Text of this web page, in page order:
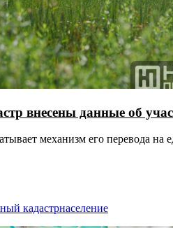
внесены данные об
механизм его перевода на
кадастрнаселение